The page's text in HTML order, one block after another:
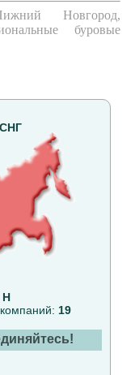
Новгород,
буровые
Н
19